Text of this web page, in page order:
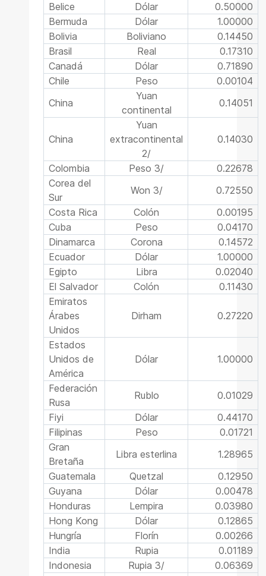
Belice
Dólar
0.50000
Bermuda
Dólar
1.00000
Bolivia
Boliviano
0.14450
Brasil
Real
0.17310
Canadá
Dólar
0.71890
Chile
Peso
0.00104
China
Yuan
continental
0.14051
China
Yuan
extracontinental
2/
0.14030
Colombia Peso 3/
0.22678
Corea del
Sur
Won 3/
0.72550
Costa Rica
Colón
0.00195
Cuba
Peso
0.04170
Dinamarca
Corona
0.14572
Ecuador
Dólar
1.00000
Egipto
Libra
0.02040
El Salvador
Colón
0.11430
Emiratos
Árabes
Unidos
Dirham 0.27220
Estados
Unidos de
América
Dólar 1.00000
Federación
Rusa
Rublo
0.01029
Fiyi
Dólar
0.44170
Filipinas
Peso
0.01721
Gran
Bretaña
Libra esterlina
1.28965
Guatemala
Quetzal
0.12950
Guyana
Dólar
0.00478
Honduras
Lempira
0.03980
Hong Kong
Dólar
0.12865
Hungría
Florín
0.00266
India
Rupia
0.01189
Indonesia
Rupia 3/
0.06369